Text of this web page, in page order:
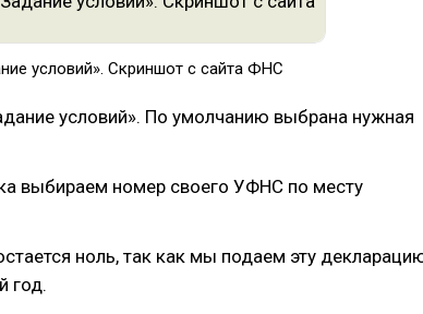
условий». Скриншот с сайта ФНС
условий». По умолчанию выбрана нужная
выбираем номер своего УФНС по месту
ноль, так как мы подаем эту
год.